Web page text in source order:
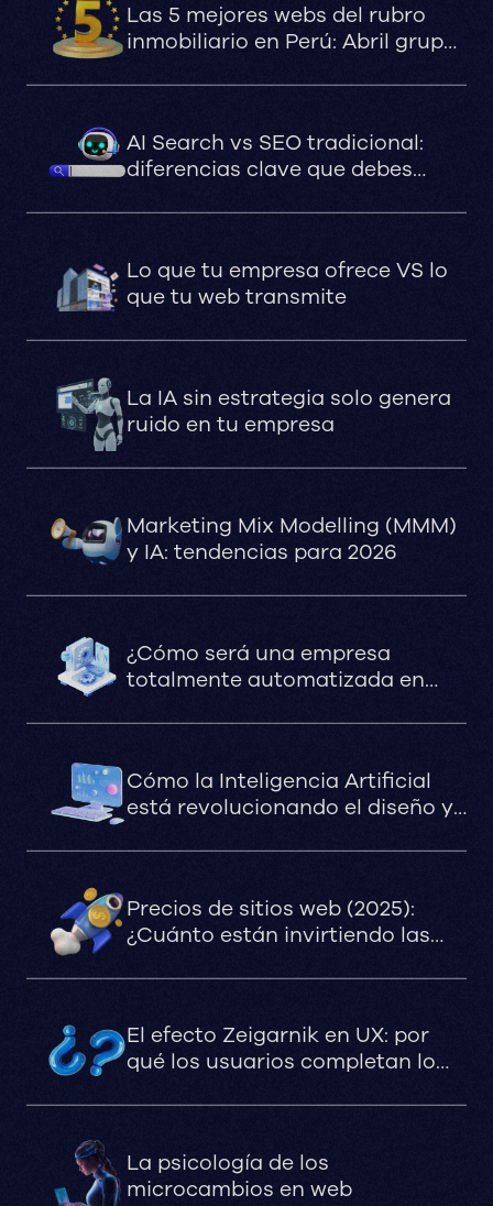
Las 5 mejores webs del rubro
inmobiliario en Perú: Abril grupo
DLPS arquitectos, Senda,
AI Search vs SEO tradicional:
diferencias clave que debes
Lo que tu empresa ofrece VS lo
que tu web transmite
La IA sin estrategia solo genera
ruido en tu empresa
Marketing Mix Modelling (MMM)
y IA: tendencias para 2026
¿Cómo será una empresa
totalmente automatizada en
Cómo la Inteligencia Artificial
está revolucionando el diseño y
marketing digital
Precios de sitios web (2025):
¿Cuánto están invirtiendo las
El efecto Zeigarnik en UX: por
qué los usuarios completan lo
La psicología de los
microcambios en web